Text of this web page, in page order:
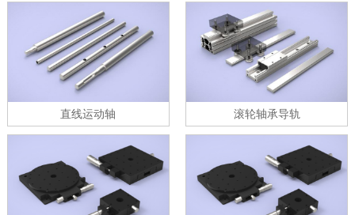
直线运动轴 滚轮轴承导轨